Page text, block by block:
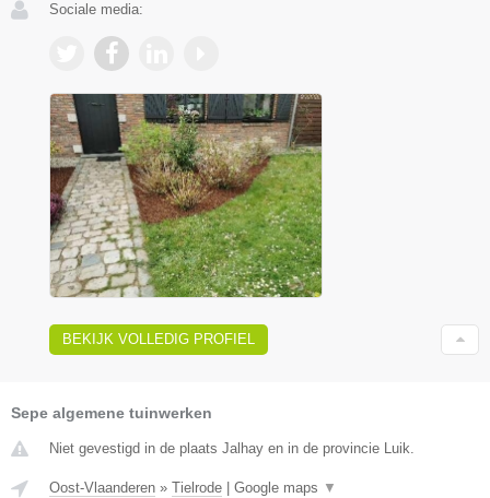
Sociale media:
BEKIJK VOLLEDIG PROFIEL
Sepe algemene tuinwerken
Niet gevestigd in de plaats Jalhay en in de provincie Luik.
Oost-Vlaanderen » Tielrode Google maps ▼